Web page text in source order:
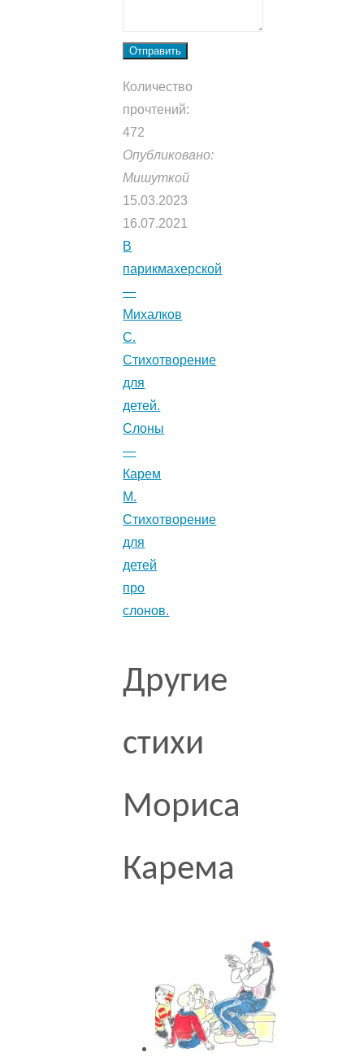
Отправить
Количество
прочтений:
472
Опубликовано:
Мишуткой
15.03.2023
16.07.2021
В
парикмахерской
—
Михалков
С.
Стихотворение
для
детей.
Слоны
—
Карем
М.
Стихотворение
для
детей
про
слонов.
Другие
стихи
Мориса
Карема